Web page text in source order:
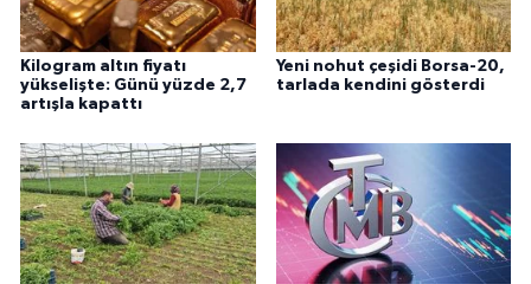
Kilogram altın fiyatı
yükselişte: Günü yüzde 2,7
artışla kapattı
Yeni nohut çeşidi Borsa-20,
tarlada kendini gösterdi